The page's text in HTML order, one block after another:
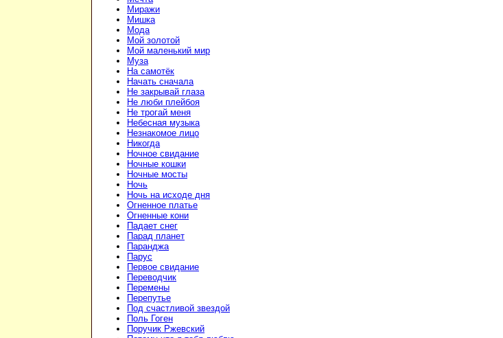
Миражи
Мишка
Мода
Мой золотой
Мой маленький мир
Муза
На самотёк
Начать сначала
Не закрывай глаза
Не люби плейбоя
Не трогай меня
Небесная музыка
Незнакомое лицо
Никогда
Ночное свидание
Ночные кошки
Ночные мосты
Ночь
Ночь на исходе дня
Огненное платье
Огненные кони
Падает снег
Парад планет
Паранджа
Парус
Первое свидание
Переводчик
Перемены
Перепутье
Под счастливой звездой
Поль Гоген
Поручик Ржевский